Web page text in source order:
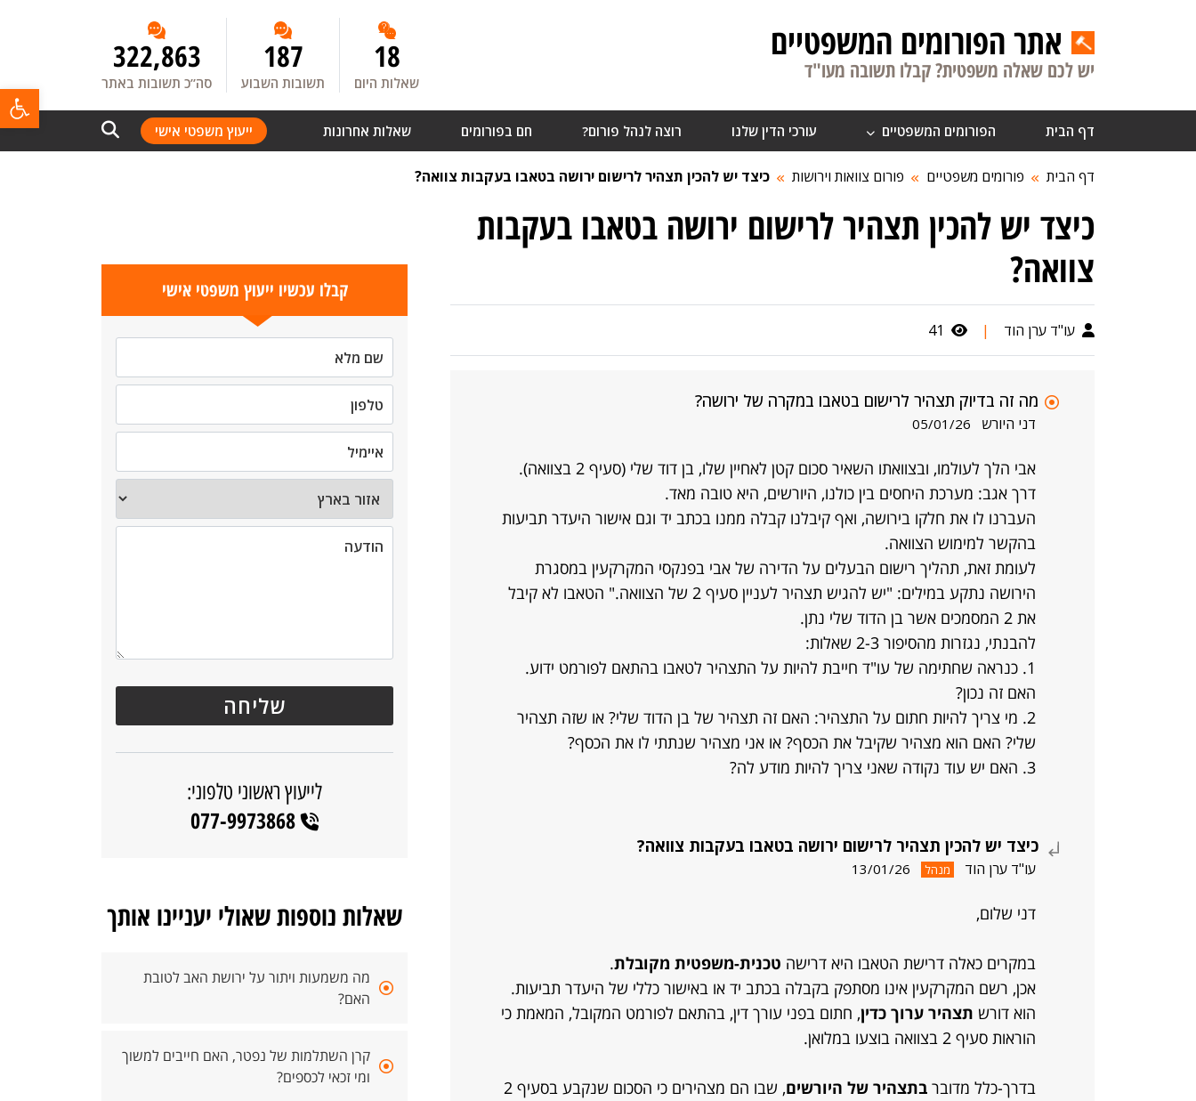
אתר הפורומים המשפטיים
יש לכם שאלה משפטית? קבלו תשובה מעו"ד 18
שאלות היום
187
תשובות השבוע
322,863
סה”כ תשובות באתר
דף הבית הפורומים המשפטיים עורכי הדין שלנו רוצה לנהל פורום? חם בפורומים שאלות אחרונות ייעוץ משפטי אישי
דף הבית פורומים משפטיים פורום צוואות וירושות כיצד יש להכין תצהיר לרישום ירושה בטאבו בעקבות צוואה?
כיצד יש להכין תצהיר לרישום ירושה בטאבו בעקבות
צוואה?
עו"ד ערן הוד |
41
מה זה בדיוק תצהיר לרישום בטאבו במקרה של ירושה?
דני היורש 05/01/26
אבי הלך לעולמו, ובצוואתו השאיר סכום קטן לאחיין שלו, בן דוד שלי (סעיף 2 בצוואה).
דרך אגב: מערכת היחסים בין כולנו, היורשים, היא טובה מאד.
העברנו לו את חלקו בירושה, ואף קיבלנו קבלה ממנו בכתב יד וגם אישור היעדר תביעות
בהקשר למימוש הצוואה.
לעומת זאת, תהליך רישום הבעלים על הדירה של אבי בפנקסי המקרקעין במסגרת
הירושה נתקע במילים: "יש להגיש תצהיר לעניין סעיף 2 של הצוואה." הטאבו לא קיבל
את 2 המסמכים אשר בן הדוד שלי נתן.
להבנתי, נגזרות מהסיפור 2-3 שאלות:
1. כנראה שחתימה של עו"ד חייבת להיות על התצהיר לטאבו בהתאם לפורמט ידוע.
האם זה נכון?
2. מי צריך להיות חתום על התצהיר: האם זה תצהיר של בן הדוד שלי? או שזה תצהיר
שלי? האם הוא מצהיר שקיבל את הכסף? או אני מצהיר שנתתי לו את הכסף?
3. האם יש עוד נקודה שאני צריך להיות מודע לה?
כיצד יש להכין תצהיר לרישום ירושה בטאבו בעקבות צוואה?
עו"ד ערן הוד מנהל 13/01/26
דני שלום,
במקרים כאלה דרישת הטאבו היא דרישה טכנית-משפטית מקובלת.
אכן, רשם המקרקעין אינו מסתפק בקבלה בכתב יד או באישור כללי של היעדר תביעות.
הוא דורש תצהיר ערוך כדין, חתום בפני עורך דין, בהתאם לפורמט המקובל, המאמת כי
הוראות סעיף 2 בצוואה בוצעו במלואן.
בדרך-כלל מדובר בתצהיר של היורשים
, שבו הם מצהירים כי הסכום שנקבע בסעיף 2
קבלו עכשיו ייעוץ משפטי אישי
לייעוץ ראשוני טלפוני:
077-9973868
שאלות נוספות שאולי יעניינו אותך
מה משמעות ויתור על ירושת האב לטובת
האם?
קרן השתלמות של נפטר, האם חייבים למשוך
ומי זכאי לכספים?